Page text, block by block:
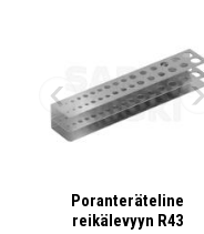
Poranteräteline
reikälevyyn R43